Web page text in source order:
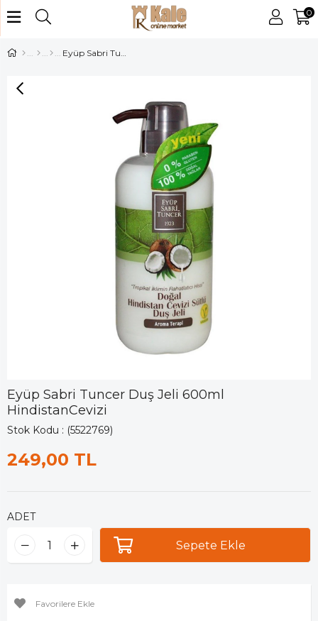
0
Eyüp Sabri Tuncer Duş Jeli 600ml HindistanCevizi
Eyüp Sabri Tuncer Duş Jeli 600ml
HindistanCevizi
Stok Kodu (5522769)
249,00 TL
ADET
Favorilere Ekle